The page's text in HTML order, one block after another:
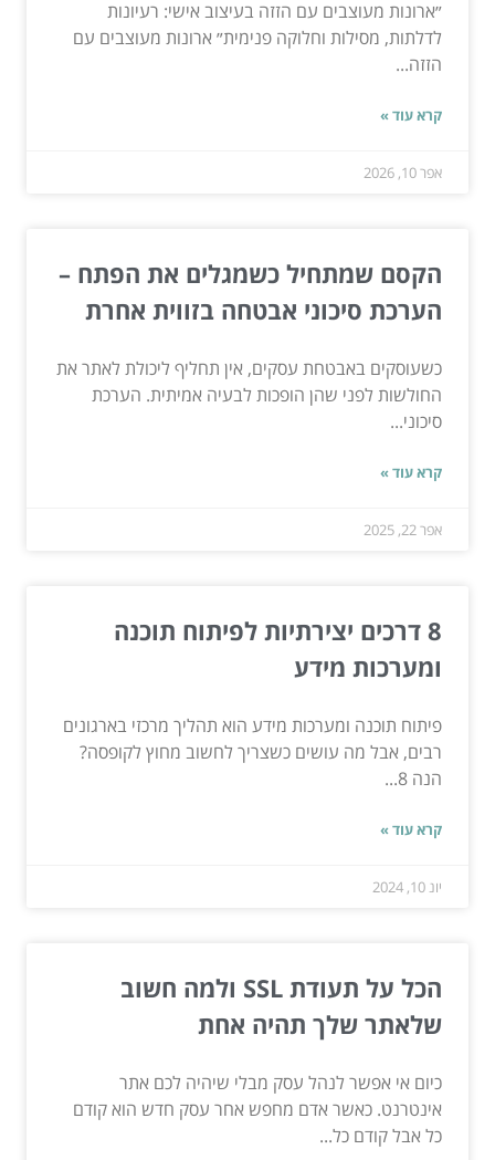
״ארונות מעוצבים עם הזזה בעיצוב אישי: רעיונות
לדלתות, מסילות וחלוקה פנימית״ ארונות מעוצבים עם
הזזה...
קרא עוד »
אפר 10, 2026
הקסם שמתחיל כשמגלים את הפתח –
הערכת סיכוני אבטחה בזווית אחרת
כשעוסקים באבטחת עסקים, אין תחליף ליכולת לאתר את
החולשות לפני שהן הופכות לבעיה אמיתית. הערכת
סיכוני...
קרא עוד »
אפר 22, 2025
8 דרכים יצירתיות לפיתוח תוכנה
ומערכות מידע
פיתוח תוכנה ומערכות מידע הוא תהליך מרכזי בארגונים
רבים, אבל מה עושים כשצריך לחשוב מחוץ לקופסה?
הנה 8...
קרא עוד »
יונ 10, 2024
הכל על תעודת SSL ולמה חשוב
שלאתר שלך תהיה אחת
כיום אי אפשר לנהל עסק מבלי שיהיה לכם אתר
אינטרנט. כאשר אדם מחפש אחר עסק חדש הוא קודם
כל אבל קודם כל...